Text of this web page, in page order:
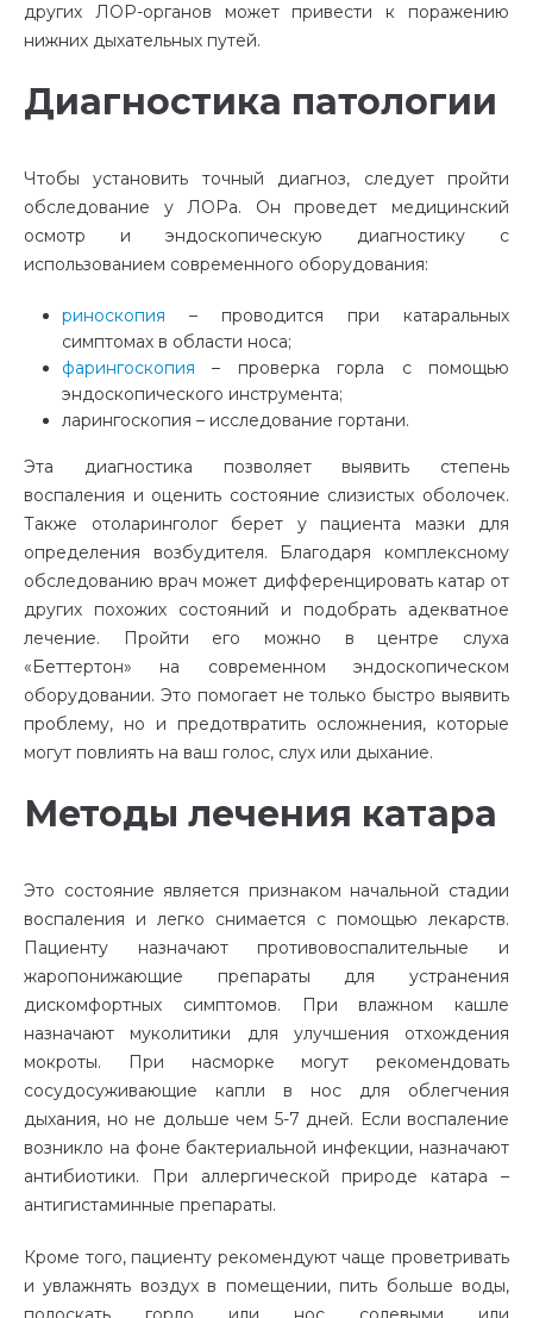
других ЛОР-органов может привести к поражению
нижних дыхательных путей.
Диагностика патологии
Чтобы установить точный диагноз, следует пройти
обследование у ЛОРа. Он проведет медицинский
осмотр и эндоскопическую диагностику с
использованием современного оборудования:
риноскопия – проводится при катаральных
симптомах в области носа;
фарингоскопия – проверка горла с помощью
эндоскопического инструмента;
ларингоскопия – исследование гортани.
Эта диагностика позволяет выявить степень
воспаления и оценить состояние слизистых оболочек.
Также отоларинголог берет у пациента мазки для
определения возбудителя. Благодаря комплексному
обследованию врач может дифференцировать катар от
других похожих состояний и подобрать адекватное
лечение. Пройти его можно в центре слуха
«Беттертон» на современном эндоскопическом
оборудовании. Это помогает не только быстро выявить
проблему, но и предотвратить осложнения, которые
могут повлиять на ваш голос, слух или дыхание.
Методы лечения катара
Это состояние является признаком начальной стадии
воспаления и легко снимается с помощью лекарств.
Пациенту назначают противовоспалительные и
жаропонижающие препараты для устранения
дискомфортных симптомов. При влажном кашле
назначают муколитики для улучшения отхождения
мокроты. При насморке могут рекомендовать
сосудосуживающие капли в нос для облегчения
дыхания, но не дольше чем 5-7 дней. Если воспаление
возникло на фоне бактериальной инфекции, назначают
антибиотики. При аллергической природе катара –
антигистаминные препараты.
Кроме того, пациенту рекомендуют чаще проветривать
и увлажнять воздух в помещении, пить больше воды,